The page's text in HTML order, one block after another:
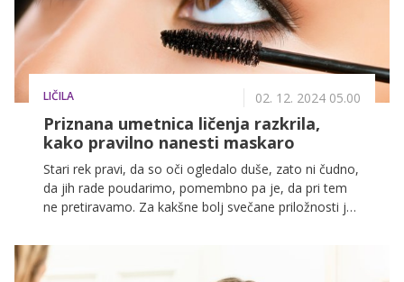
LIČILA 02. 12. 2024 05.00
Priznana umetnica ličenja razkrila,
kako pravilno nanesti maskaro
Stari rek pravi, da so oči ogledalo duše, zato ni čudno,
da jih rade poudarimo, pomembno pa je, da pri tem
ne pretiravamo. Za kakšne bolj svečane priložnosti je
definirati oči, za vsakodnevni mejkap pa je lahko
povsem dovolj že kakovostna maskara. Priznana